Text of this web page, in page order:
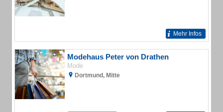
Mehr Infos
Modehaus Peter von Drathen
Mode
Dortmund, Mitte